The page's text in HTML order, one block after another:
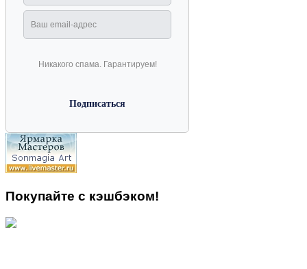
Никакого спама. Гарантируем!
Покупайте с кэшбэком!